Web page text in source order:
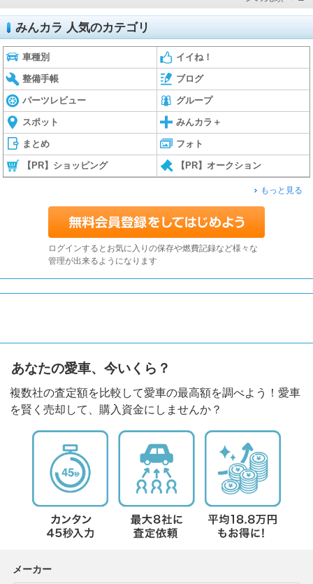
みんカラ 人気のカテゴリ
車種別 イイね！
整備手帳 ブログ
パーツレビュー グループ
スポット みんカラ＋
まとめ フォト
【PR】ショッピング 【PR】オークション
もっと見る
ログインするとお気に入りの保存や燃費記録など様々な
管理が出来るようになります
あなたの愛車、今いくら？
複数社の査定額を比較して愛車の最高額を調べよう！愛車
を賢く売却して、購入資金にしませんか？
メーカー